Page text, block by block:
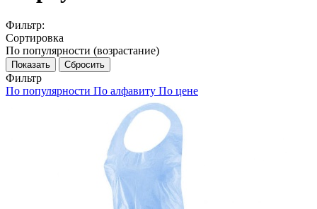
Фильтр:
Сортировка
По популярности (возрастание)
Показать Сбросить
Фильтр
По популярности По алфавиту По цене